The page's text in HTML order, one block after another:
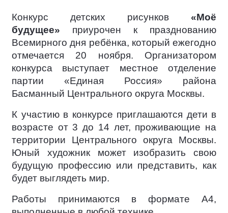
Конкурс детских рисунков «Моё
будущее» приурочен к празднованию
Всемирного дня ребёнка, который ежегодно
отмечается 20 ноября. Организатором
конкурса выступает местное отделение
партии «Единая Россия» района
Басманный Центрального округа Москвы.
К участию в конкурсе приглашаются дети в
возрасте от 3 до 14 лет, проживающие на
территории Центрального округа Москвы.
Юный художник может изобразить свою
будущую профессию или представить, как
будет выглядеть мир.
Работы принимаются в формате А4,